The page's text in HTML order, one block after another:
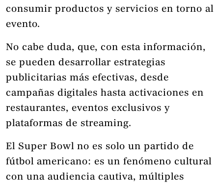
consumir productos y servicios en torno al
evento.
No cabe duda, que, con esta información,
se pueden desarrollar estrategias
publicitarias más efectivas, desde
campañas digitales hasta activaciones en
restaurantes, eventos exclusivos y
plataformas de streaming.
El Super Bowl no es solo un partido de
fútbol americano: es un fenómeno cultural
con una audiencia cautiva, múltiples